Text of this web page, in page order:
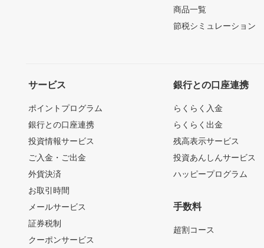
商品一覧
節税シミュレーション
サービス
ポイントプログラム
銀行との口座連携
投資情報サービス
ご入金・ご出金
外貨決済
お取引時間
メールサービス
証券税制
クーポンサービス
銀行との口座連携
らくらく入金
らくらく出金
残高表示サービス
投資あんしんサービス
ハッピープログラム
手数料
超割コース